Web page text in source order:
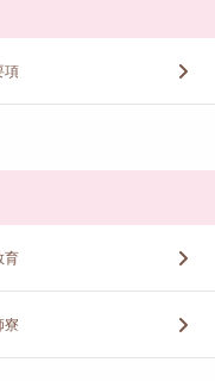
項
育
寮